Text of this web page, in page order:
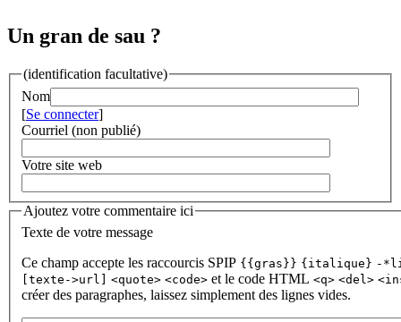
Un gran de sau ?
(identification facultative)
Nom
[Se connecter]
Courriel (non publié)
Votre site web
Ajoutez votre commentaire ici
Texte de votre message
Ce champ accepte les raccourcis SPIP {{gras}} {italique} -
[texte->url] <quote> <code> et le code HTML <q> <del>
créer des paragraphes, laissez simplement des lignes vides.